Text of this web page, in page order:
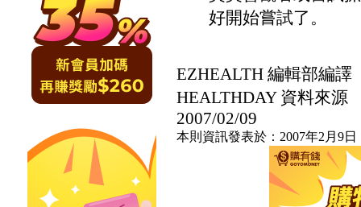
好開始嘗試了。
EZHEALTH 編輯部編譯
HEALTHDAY 資料來源
2007/02/09
本則資訊發表於：2007年2月9日